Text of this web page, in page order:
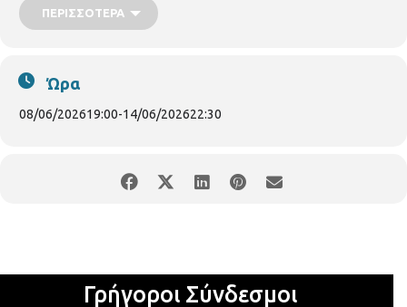
«ΘΕΣΣΤΙΒΑΛΑΚΙ», από τη Δευτέρα 8 έως την Κυριακή 14 Ιουνίου 2026
στο ανοιχτό θέατρο του πάρκου της Νέας Ελβετίας. Η έναρξη του
ΠΕΡΙΣΣΌΤΕΡΑ
Ώρα
08/06/202619:00-14/06/202622:30
Γρήγοροι Σύνδεσμοι